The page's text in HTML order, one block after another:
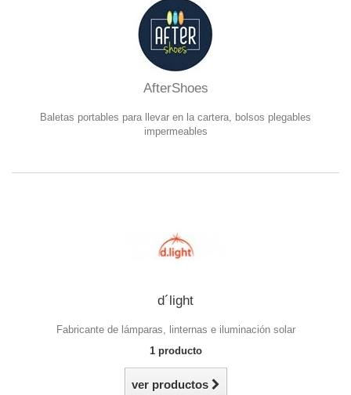
AfterShoes
Baletas portables para llevar en la cartera, bolsos plegables
impermeables
d´light
Fabricante de lámparas, linternas e iluminación solar
1 producto
ver productos